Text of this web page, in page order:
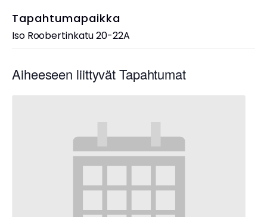
Tapahtumapaikka
Iso Roobertinkatu 20-22A
Aiheeseen liittyvät Tapahtumat